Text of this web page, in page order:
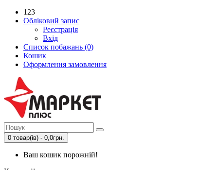
123
Обліковий запис
Реєстрація
Вхід
Список побажань (0)
Кошик
Оформлення замовлення
0 товар(ів) - 0,0грн.
Ваш кошик порожній!